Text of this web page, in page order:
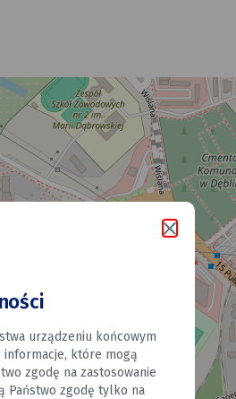
urządzeniu końcowym
które mogą
zgodę na zastosowanie
Państwo zgodę tylko na